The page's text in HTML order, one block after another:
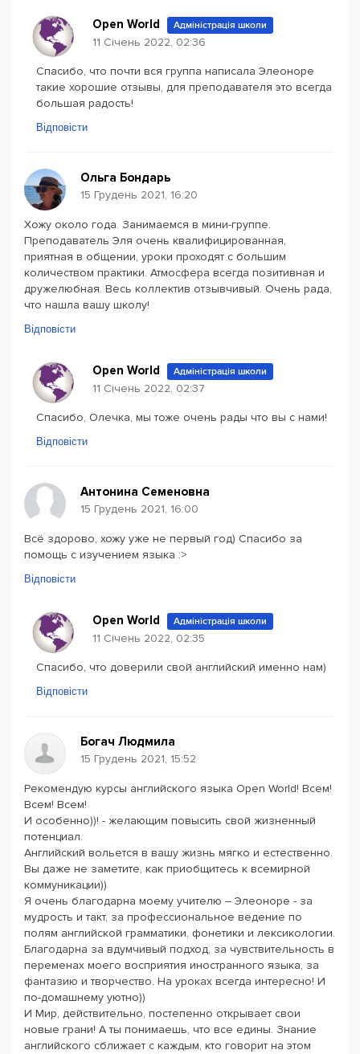
Open World Адміністрація школи
11 Січень 2022, 02:36
Спасибо, что почти вся группа написала Элеоноре
такие хорошие отзывы, для преподавателя это всегда
большая радость!
Відповісти
Ольга Бондарь
15 Грудень 2021, 16:20
Хожу около года. Занимаемся в мини-группе.
Преподаватель Эля очень квалифицированная,
приятная в общении, уроки проходят с большим
количеством практики. Атмосфера всегда позитивная и
дружелюбная. Весь коллектив отзывчивый. Очень рада,
что нашла вашу школу!
Відповісти
Open World Адміністрація школи
11 Січень 2022, 02:37
Спасибо, Олечка, мы тоже очень рады что вы с нами!
Відповісти
Антонина Семеновна
15 Грудень 2021, 16:00
Всё здорово, хожу уже не первый год) Спасибо за
помощь с изучением языка :>
Відповісти
Open World Адміністрація школи
11 Січень 2022, 02:35
Спасибо, что доверили свой английский именно нам)
Відповісти
Богач Людмила
15 Грудень 2021, 15:52
Рекомендую курсы английского языка Open World! Всем!
Всем! Всем!
И особенно))! - желающим повысить свой жизненный
потенциал.
Английский вольется в вашу жизнь мягко и естественно.
Вы даже не заметите, как приобщитесь к всемирной
коммуникации))
Я очень благодарна моему учителю – Элеоноре - за
мудрость и такт, за профессиональное ведение по
полям английской грамматики, фонетики и лексикологии.
Благодарна за вдумчивый подход, за чувствительность в
переменах моего восприятия иностранного языка, за
фантазию и творчество. На уроках всегда интересно! И
по-домашнему уютно))
И Мир, действительно, постепенно открывает свои
новые грани! А ты понимаешь, что все едины. Знание
английского сближает с каждым, кто говорит на этом